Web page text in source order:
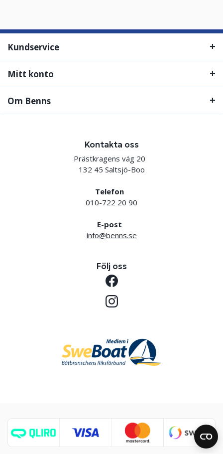
Kundservice
Mitt konto
Om Benns
Kontakta oss
Prästkragens väg 20
132 45 Saltsjö-Boo
Telefon
010-722 20 90
E-post
info@benns.se
Följ oss